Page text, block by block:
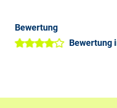
Bewertung
Bewertung